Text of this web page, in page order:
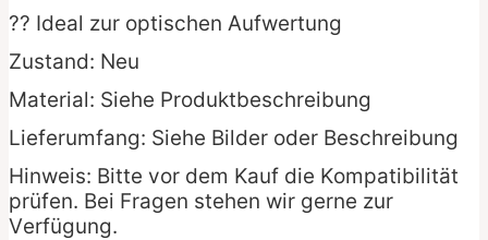
?? Ideal zur optischen Aufwertung
Zustand: Neu
Material: Siehe Produktbeschreibung
Lieferumfang: Siehe Bilder oder Beschreibung
Hinweis: Bitte vor dem Kauf die Kompatibilität
prüfen. Bei Fragen stehen wir gerne zur
Verfügung.